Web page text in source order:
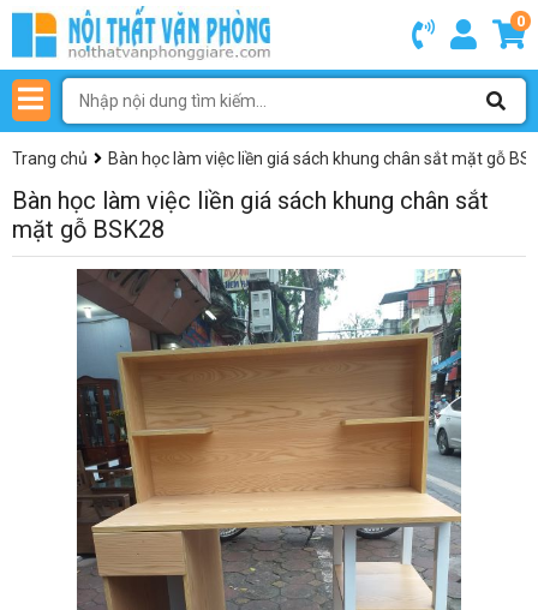
0
Trang chủ Bàn học làm việc liền giá sách khung chân sắt mặt gỗ
Bàn học làm việc liền giá sách khung chân sắt
mặt gỗ BSK28